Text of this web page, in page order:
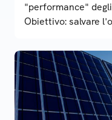
"performance"
Obiettivo: salvare